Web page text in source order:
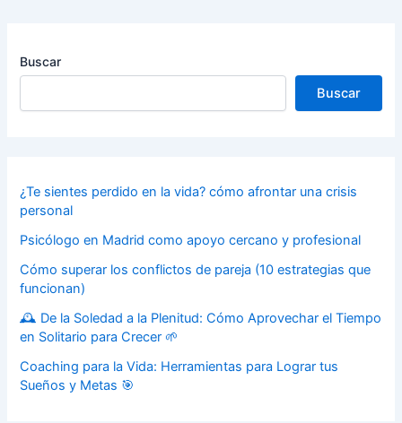
Buscar
Buscar
¿Te sientes perdido en la vida? cómo afrontar una crisis
personal
Psicólogo en Madrid como apoyo cercano y profesional
Cómo superar los conflictos de pareja (10 estrategias que
funcionan)
🕰️ De la Soledad a la Plenitud: Cómo Aprovechar el Tiempo
en Solitario para Crecer 🌱
Coaching para la Vida: Herramientas para Lograr tus
Sueños y Metas 🎯